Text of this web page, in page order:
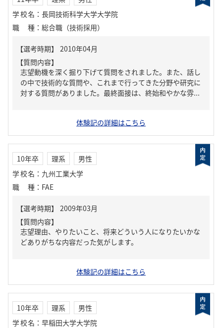
学校名 ： 長岡技術科学大学大学院
職種 ： 総合職（技術採用）
【質問内容】
志望動機を深く掘り下げて質問をされました。また、話し
の中で技術的な質問や、これまで行ってきた分野や研究に
対する質問がありました。最終面接は、終始和やかな雰...
体験記の詳細はこちら
10年卒 理系
男性
学校名 ： 九州工業大学
職種 ： FAE
【質問内容】
志望理由、やりたいこと、将来どういう人になりたいかな
どありがちな内容だった気がします。
体験記の詳細はこちら
10年卒 理系
男性
学校名 ： 早稲田大学大学院